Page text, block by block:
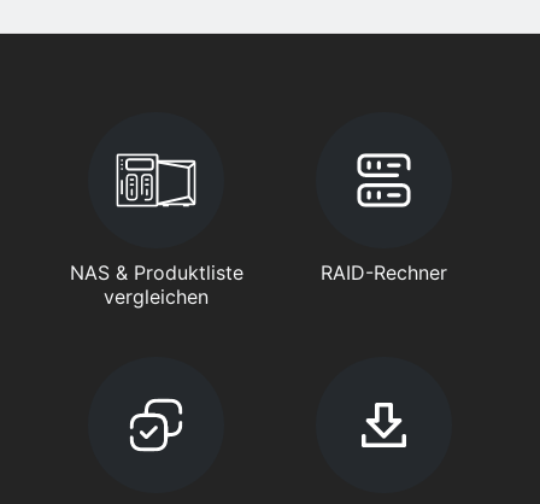
NAS & Produktliste
vergleichen
RAID-Rechner